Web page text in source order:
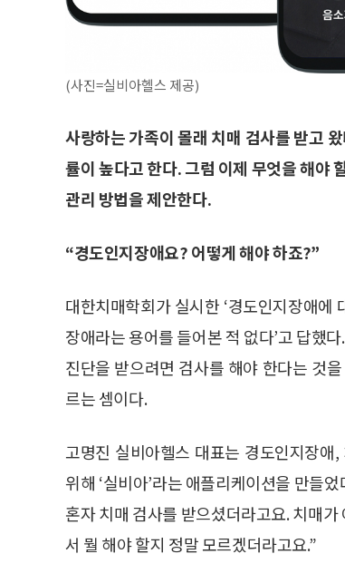
(사진=실비아헬스 제공)
사랑하는 가족이 몰래 치매 검사를 받고
률이 높다고 한다. 그럼 이제 무엇을 해야
관리 방법을 제안한다.
“경도인지장애요? 어떻게 해야 하죠?”
대한치매학회가 실시한 ‘경도인지장애에
장애라는 용어를 들어본 적 없다’고 답했
진단을 받으려면 검사를 해야 한다는 것
르는 셈이다.
고명진 실비아헬스 대표는 경도인지장
위해 ‘실비아’라는 애플리케이션을 만들
혼자 치매 검사를 받으셨더라고요. 치매
서 뭘 해야 할지 정말 모르겠더라고요.”